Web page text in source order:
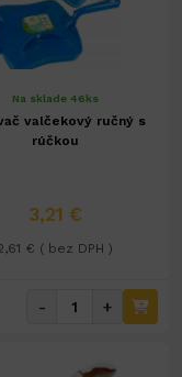
Na sklade 46ks
valčekový ručný s
rúčkou
3,21 €
€ ( bez DPH )
- +